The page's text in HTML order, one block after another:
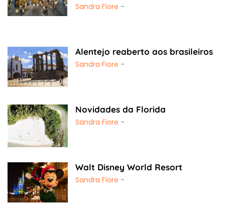
Sandra Fiore -
Alentejo reaberto aos brasileiros
Sandra Fiore -
Novidades da Florida
Sandra Fiore -
Walt Disney World Resort
Sandra Fiore -